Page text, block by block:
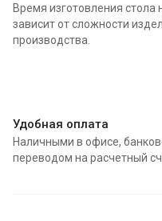
Время изготовления стола
зависит от сложности
производства.
Удобная оплата
Наличными в офисе,
переводом на расчетный